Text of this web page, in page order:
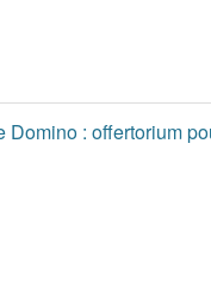
: offertorium